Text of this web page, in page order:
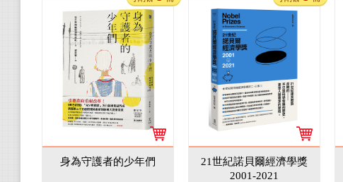
身為守護者的少年們
21世紀諾貝爾經濟學獎
2001-2021